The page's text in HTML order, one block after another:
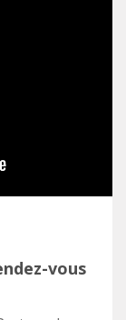
vous